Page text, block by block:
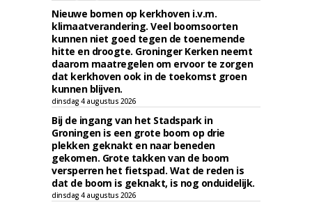
Nieuwe bomen op kerkhoven i.v.m.
klimaatverandering. Veel boomsoorten
kunnen niet goed tegen de toenemende
hitte en droogte. Groninger Kerken neemt
daarom maatregelen om ervoor te zorgen
dat kerkhoven ook in de toekomst groen
kunnen blijven.
dinsdag 4 augustus 2026
Bij de ingang van het Stadspark in
Groningen is een grote boom op drie
plekken geknakt en naar beneden
gekomen. Grote takken van de boom
versperren het fietspad. Wat de reden is
dat de boom is geknakt, is nog onduidelijk.
dinsdag 4 augustus 2026